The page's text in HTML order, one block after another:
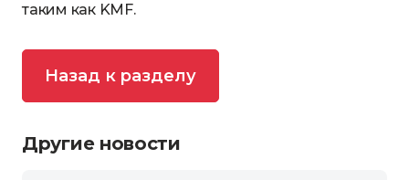
таким как KMF.
Назад к разделу
Другие новости